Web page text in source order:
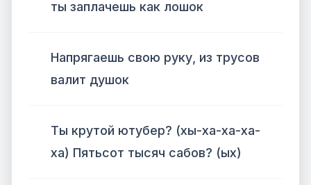
ты заплачешь как лошок
Напрягаешь свою руку, из трусов
валит душок
Ты крутой ютубер? (хы-ха-ха-ха-
ха) Пятьсот тысяч сабов? (ых)